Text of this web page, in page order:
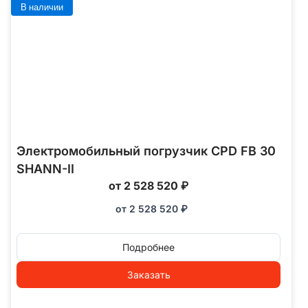
В наличии
Электромобильный погрузчик CPD FB 30
SHANN-II
от 2 528 520 ₽
от 2 528 520 ₽
Подробнее
Заказать